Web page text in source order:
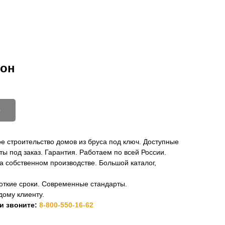
домов из бруса под ключ. Доступные
под заказ. Гарантия. Работаем по всей России.
производстве. Большой каталог,
сроки. Современные стандарты.
клиенту.
звоните: 8-800-550-16-62